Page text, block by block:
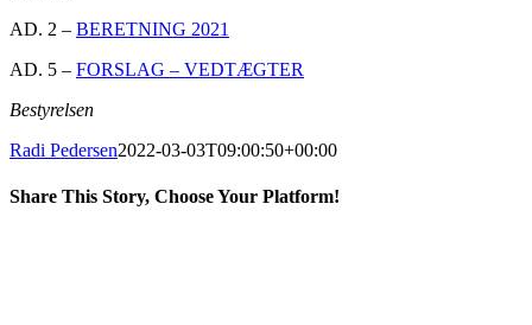
AD. 2 – BERETNING 2021
AD. 5 – FORSLAG – VEDTÆGTER
Bestyrelsen
Radi Pedersen2022-03-03T09:00:50+00:00
Share This Story, Choose Your Platform!